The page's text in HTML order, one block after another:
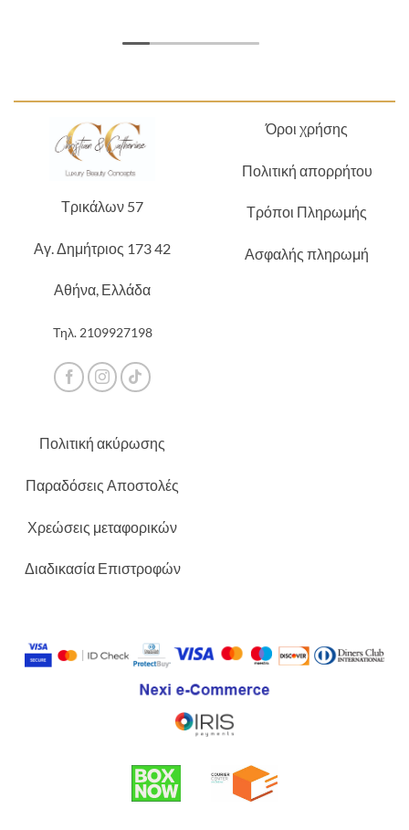
Τρικάλων 57
Αγ. Δημήτριος 173 42
Αθήνα, Ελλάδα
Τηλ. 2109927198
Όροι χρήσης
Πολιτική απορρήτου
Τρόποι Πληρωμής
Ασφαλής πληρωμή
Πολιτική ακύρωσης
Παραδόσεις Αποστολές
Χρεώσεις μεταφορικών
Διαδικασία Επιστροφών